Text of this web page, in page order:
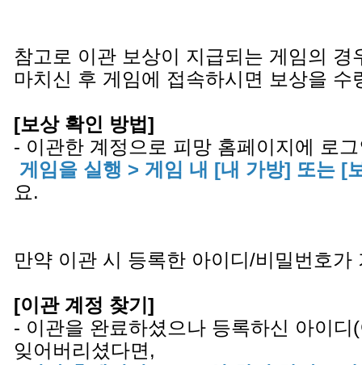
참고로 이관 보상이 지급되는 게임의 경
마치신 후 게임에 접속하시면 보상을 수
[보상 확인 방법]
- 이관한 계정으로 피망 홈페이지에 로
게임을 실행 > 게임 내 [내 가방] 또는 [
요.
만약 이관 시 등록한 아이디/비밀번호가
[이관 계정 찾기]
- 이관을 완료하셨으나 등록하신 아이디
잊어버리셨다면,